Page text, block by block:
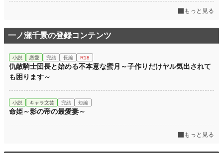
もっと見る
一ノ瀬千景の登録コンテンツ
小説 恋愛 完結 長編 R18
仇敵騎士団長と始める不本意な蜜月～子作りだけヤル気出されて
も困ります～
小説 キャラ文芸 完結 短編
命姫～影の帝の最愛妻～
もっと見る